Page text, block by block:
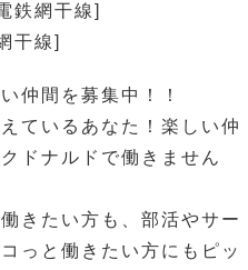
鉄網干線]
干線]
仲間を募集中！！
ているあなた！楽しい仲
ドナルドで働きません
きたい方も、部活やサー
っと働きたい方にもピッ